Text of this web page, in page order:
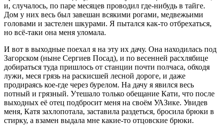
и, случалось, по паре месяцев проводил где-нибудь в тайге.
Дом у них весь был завешан всякими рогами, медвежьими
головами и застелен шкурами. Я пытался как-то отбрехаться,
но всё-таки она меня уломала.
И вот в выходные поехал я на эту их дачу. Она находилась под
Загорском (ныне Сергиев Посад), и по весенней расхлябице
добираться туда пришлось от станции почти полчаса, обходя
лужи, меся грязь на раскисшей лесной дороге, и даже
продираясь кое-где через бурелом. На дачу я явился весь
потный и грязный. Утешало только обещание Кати, что после
выходных её отец подбросит меня на своём УАЗике. Увидев
меня, Катя захлопотала, заставила раздеться, бросила брюки в
стирку, а взамен выдала мне какие-то отцовские брюки.